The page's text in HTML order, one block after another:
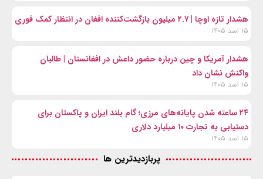
هشدار تازه اوچا | ۲.۷ میلیون بازگشت‌کننده افغان در انتظار کمک فوری
۱۵ اسد ۱۴۰۵
هشدار آمریکا و چین درباره حضور داعش در افغانستان | طالبان
واکنش نشان داد
۱۵ اسد ۱۴۰۵
۲۴ ساعته شدن پایانه‌های مرزی؛ گام بلند ایران و پاکستان برای
دستیابی به تجارت ۱۰ میلیارد دلاری
۱۵ اسد ۱۴۰۵
پربازدیدترین ها